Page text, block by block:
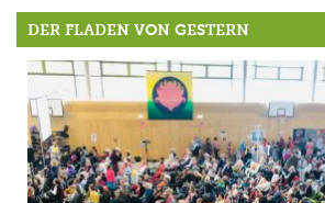
DER FLADEN VON GESTERN